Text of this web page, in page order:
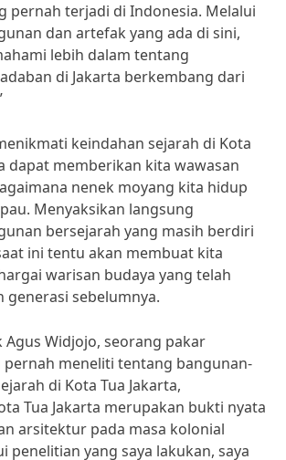
pernah terjadi di Indonesia. Melalui
dan artefak yang ada di sini,
lebih dalam tentang
di Jakarta berkembang dari
keindahan sejarah di Kota
dapat memberikan kita wawasan
nenek moyang kita hidup
Menyaksikan langsung
bersejarah yang masih berdiri
ini tentu akan membuat kita
warisan budaya yang telah
generasi sebelumnya.
Agus Widjojo, seorang pakar
meneliti tentang bangunan-
di Kota Tua Jakarta,
Tua Jakarta merupakan bukti nyata
arsitektur pada masa kolonial
penelitian yang saya lakukan, saya